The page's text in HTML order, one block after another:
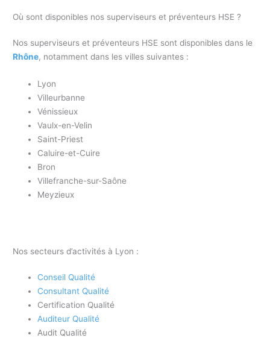
Où sont disponibles nos superviseurs et préventeurs HSE ?
Nos superviseurs et préventeurs HSE sont disponibles dans le
Rhône, notamment dans les villes suivantes :
Lyon
Villeurbanne
Vénissieux
Vaulx-en-Velin
Saint-Priest
Caluire-et-Cuire
Bron
Villefranche-sur-Saône
Meyzieux
Nos secteurs d’activités à Lyon :
Conseil Qualité
Consultant Qualité
Certification Qualité
Auditeur Qualité
Audit Qualité